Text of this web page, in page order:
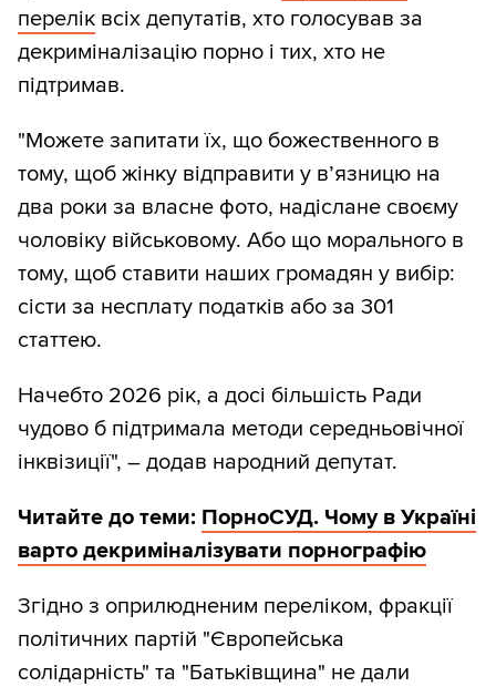
перелік всіх депутатів, хто голосував за
декриміналізацію порно і тих, хто не
підтримав.
"Можете запитати їх, що божественного в
тому, щоб жінку відправити у вʼязницю на
два роки за власне фото, надіслане своєму
чоловіку військовому. ️Або що морального в
тому, щоб ставити наших громадян у вибір:
сісти за несплату податків або за 301
статтею.
Начебто 2026 рік, а досі більшість Ради
чудово б підтримала методи середньовічної
інквізиції", – додав народний депутат.
Читайте до теми: ПорноСУД. Чому в Україні
варто декриміналізувати порнографію
Згідно з оприлюдненим переліком, фракції
політичних партій "Європейська
солідарність" та "Батьківщина" не дали